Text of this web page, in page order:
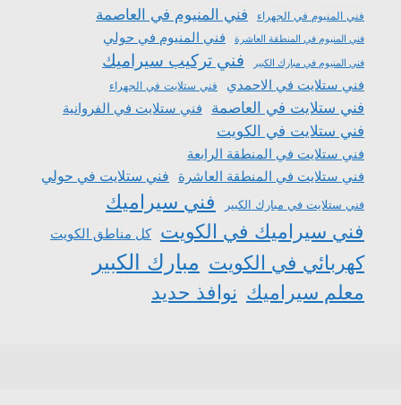
فني المنيوم في الجهراء فني المنيوم في العاصمة
فني المنيوم في المنطقة العاشرة فني المنيوم في حولي
فني المنيوم في مبارك الكبير فني تركيب سيراميك
فني ستلايت في الاحمدي فني ستلايت في الجهراء
فني ستلايت في العاصمة فني ستلايت في الفروانية
فني ستلايت في الكويت
فني ستلايت في المنطقة الرابعة
فني ستلايت في المنطقة العاشرة فني ستلايت في حولي
فني ستلايت في مبارك الكبير
فني سيراميك
فني سيراميك في الكويت
كل مناطق الكويت
كهربائي في الكويت مبارك الكبير
معلم سيراميك نوافذ حديد